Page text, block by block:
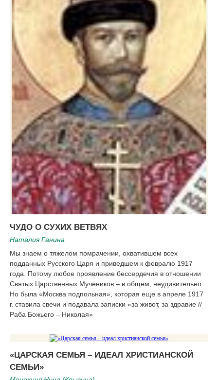
ЧУДО О СУХИХ ВЕТВЯХ
Наталия Ганина
Мы знаем о тяжелом помрачении, охватившем всех
подданных Русского Царя и приведшем к февралю 1917
года. Потому любое проявление бессердечия в отношении
Святых Царственных Мучеников – в общем, неудивительно.
Но была «Москва подпольная», которая еще в апреле 1917
г. ставила свечи и подавала записки «за живот, за здравие //
Раба Божьего – Николая»
«ЦАРСКАЯ СЕМЬЯ – ИДЕАЛ ХРИСТИАНСКОЙ
СЕМЬИ»